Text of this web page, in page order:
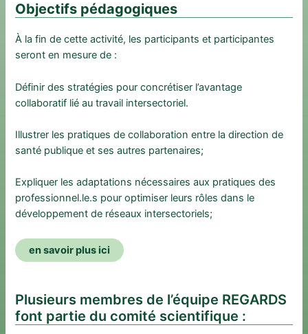
Objectifs pédagogiques
À la fin de cette activité, les participants et participantes
seront en mesure de :
Définir des stratégies pour concrétiser l’avantage
collaboratif lié au travail intersectoriel.
Illustrer les pratiques de collaboration entre la direction de
santé publique et ses autres partenaires;
Expliquer les adaptations nécessaires aux pratiques des
professionnel.le.s pour optimiser leurs rôles dans le
développement de réseaux intersectoriels;
en savoir plus ici
Plusieurs membres de l’équipe REGARDS
font partie du comité scientifique :